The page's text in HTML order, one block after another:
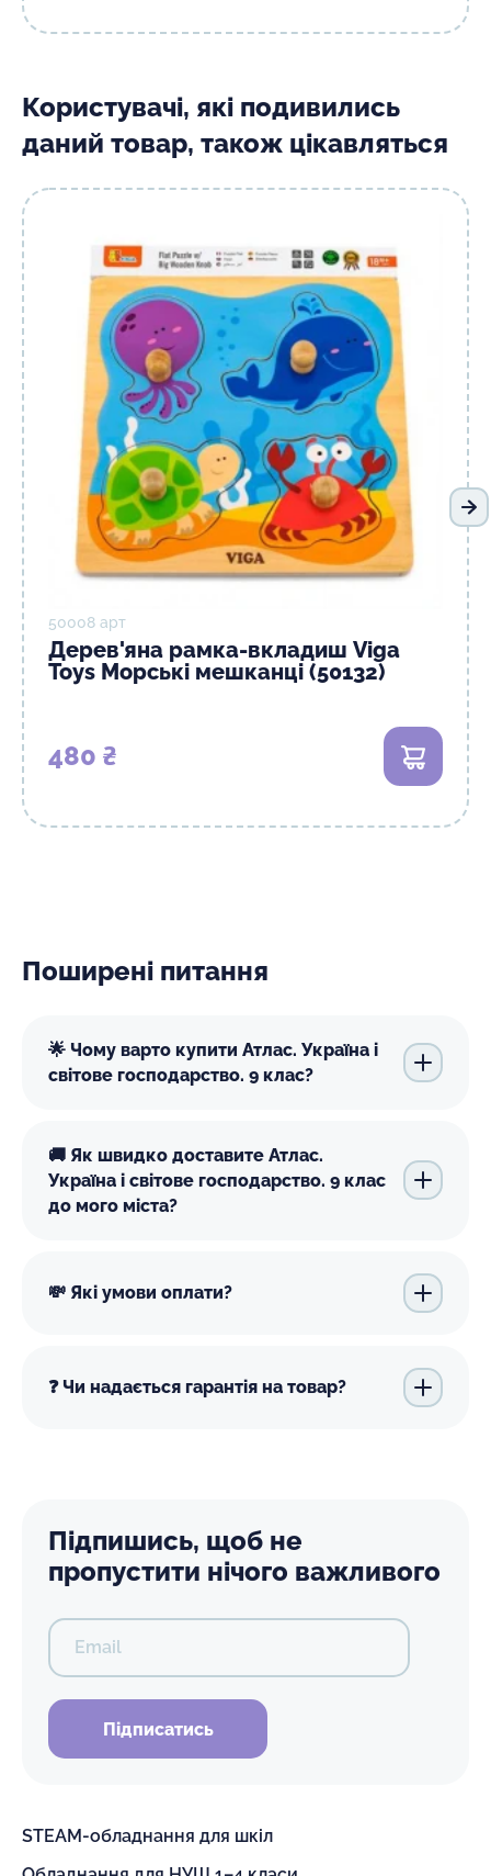
Користувачі, які подивились
даний товар, також цікавляться
50008 арт
Дерев'яна рамка-вкладиш Viga
Toys Морські мешканці (50132)
480 ₴ В кошик
Поширені питання
🌟 Чому варто купити Атлас. Україна і
світове господарство. 9 клас?
🚚 Як швидко доставите Атлас.
Україна і світове господарство. 9 клас
до мого міста?
💸 Які умови оплати?
❓ Чи надається гарантія на товар?
Підпишись, щоб не
пропустити нічого важливого
Email
Підписатись
STEAM-обладнання для шкіл